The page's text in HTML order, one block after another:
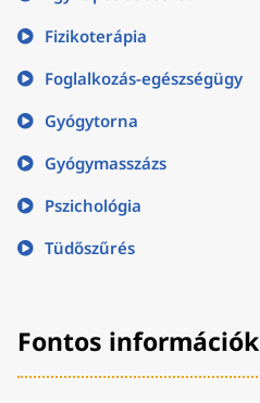
Fizikoterápia
Foglalkozás-egészségügy
Gyógytorna
Gyógymasszázs
Pszichológia
Tüdőszűrés
Fontos információk